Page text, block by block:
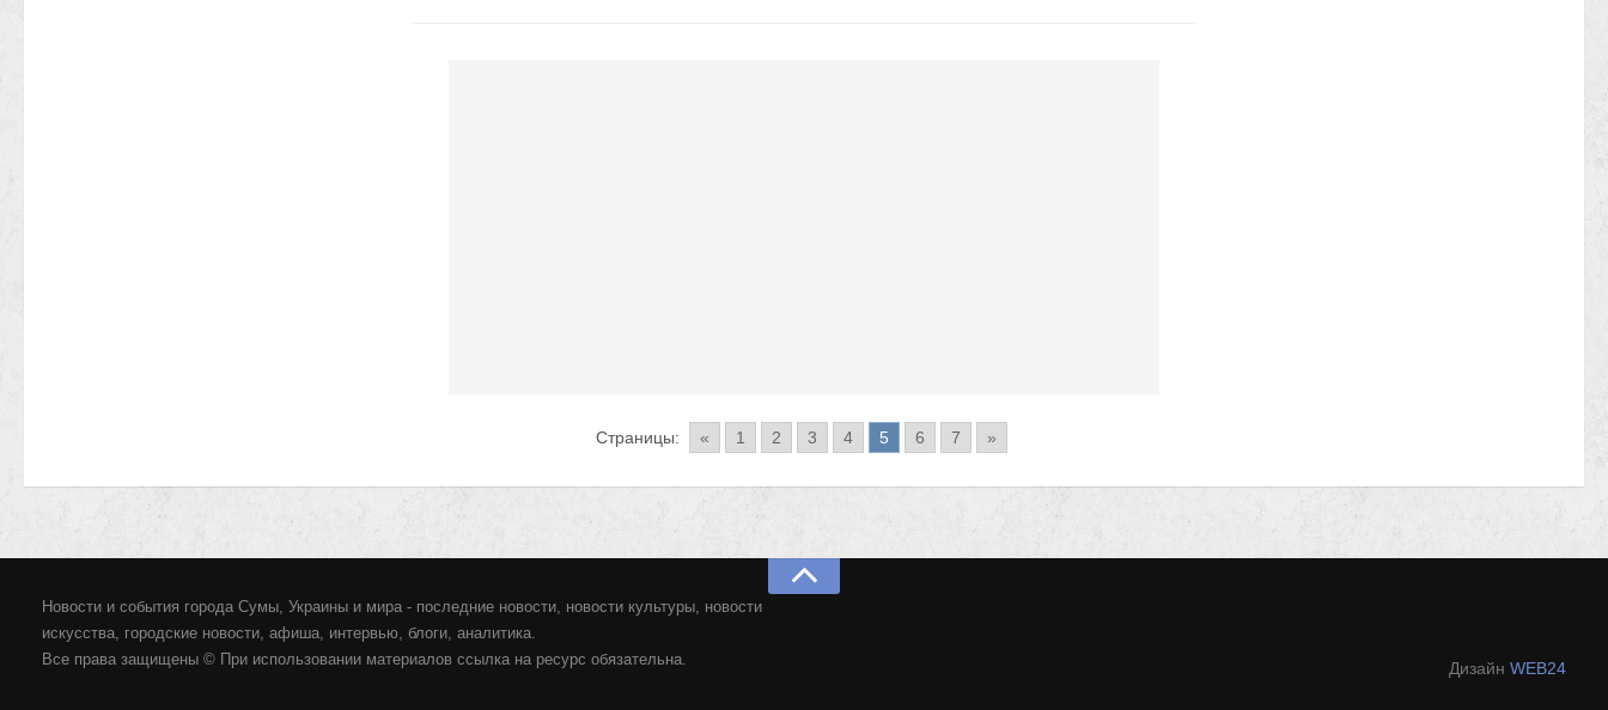
Страницы: « 1 2 3 4 5 6 7 »
Новости и события города Сумы, Украины и мира - последние новости, новости культуры, новости
искусства, городские новости, афиша, интервью, блоги, аналитика.
Все права защищены © При использовании материалов ссылка на ресурс обязательна.
Дизайн WEB24